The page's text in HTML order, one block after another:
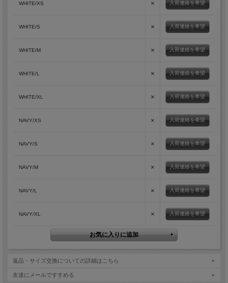
WHITE/XS × 入荷連絡を希望
WHITE/S × 入荷連絡を希望
WHITE/M × 入荷連絡を希望
WHITE/L × 入荷連絡を希望
WHITE/XL × 入荷連絡を希望
NAVY/XS × 入荷連絡を希望
NAVY/S × 入荷連絡を希望
NAVY/M × 入荷連絡を希望
NAVY/L × 入荷連絡を希望
NAVY/XL × 入荷連絡を希望
返品・サイズ交換についての詳細はこちら
友達にメールですすめる